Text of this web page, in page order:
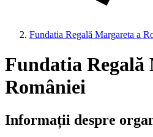
Fundatia Regală Margareta a
Fundatia Regală
României
Informații despre